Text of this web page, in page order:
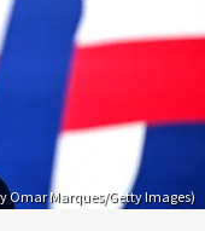
Omar Marques/Getty Images)